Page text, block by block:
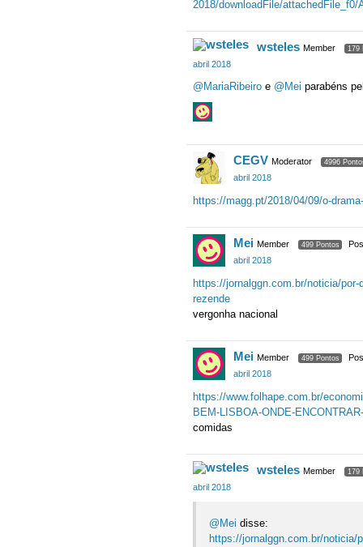
2018/downloadFile/
wsteles Member 179
abril 2018
@MariaRibeiro e @Mei parabéns
CEGV Moderator 4996
abril 2018
https://magg.pt/2018/04/09/o-
Mei Member 499 Pontos
abril 2018
https://jornalggn.com.br/noticia/por-
rezende
vergonha nacional
Mei Member 499 Pontos
abril 2018
https://www.folhape.com.br/
BEM-LISBOA-ONDE-
comidas
wsteles Member 179
abril 2018
@Mei disse:
https://jornalggn.com.br/noticia/